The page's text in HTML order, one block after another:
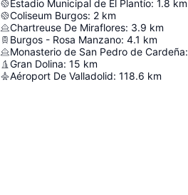
Estadio Municipal de El Plantío: 1.8 km
Coliseum Burgos: 2 km
Chartreuse De Miraflores: 3.9 km
Burgos - Rosa Manzano: 4.1 km
Monasterio de San Pedro de Cardeña:
Gran Dolina: 15 km
Aéroport De Valladolid: 118.6 km